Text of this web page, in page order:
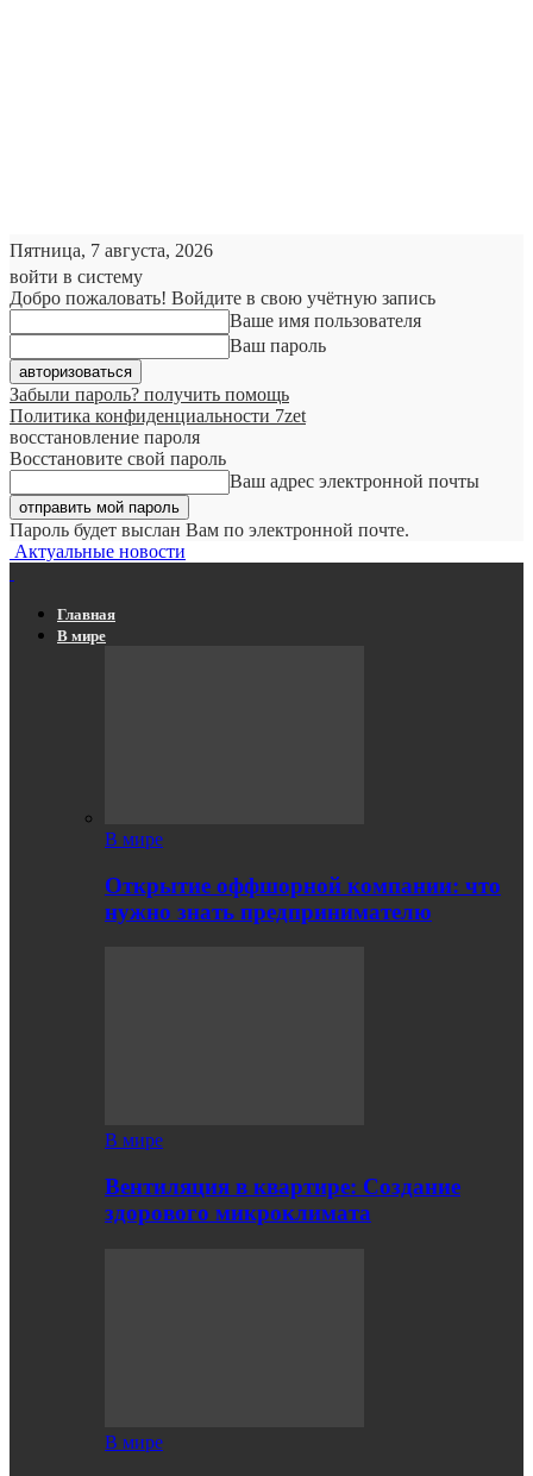
Пятница, 7 августа, 2026
войти в систему
Добро пожаловать! Войдите в свою учётную запись
Ваше имя пользователя
Ваш пароль
Забыли пароль? получить помощь
Политика конфиденциальности 7zet
восстановление пароля
Восстановите свой пароль
Ваш адрес электронной почты
Пароль будет выслан Вам по электронной почте.
Актуальные новости
Главная
В мире
В мире
Открытие оффшорной компании: что
нужно знать предпринимателю
В мире
Вентиляция в квартире: Создание
здорового микроклимата
В мире